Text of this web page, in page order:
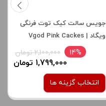
جویس سالت کیک توت فرنگی
ویگاد | Vgod Pink Cackes
Saltnic
14% 2,100,000 تومان
1,799,000 تومان
انتخاب گزینه ها